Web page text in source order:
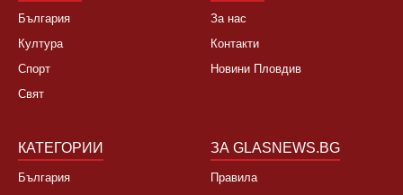
България
Култура
Спорт
Свят
За нас
Контакти
Новини Пловдив
КАТЕГОРИИ
България
ЗА GLASNEWS.BG
Правила